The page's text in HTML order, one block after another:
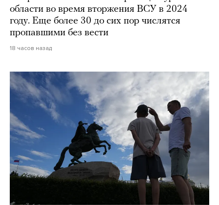
области во время вторжения ВСУ в 2024
году. Еще более 30 до сих пор числятся
пропавшими без вести
18 часов назад